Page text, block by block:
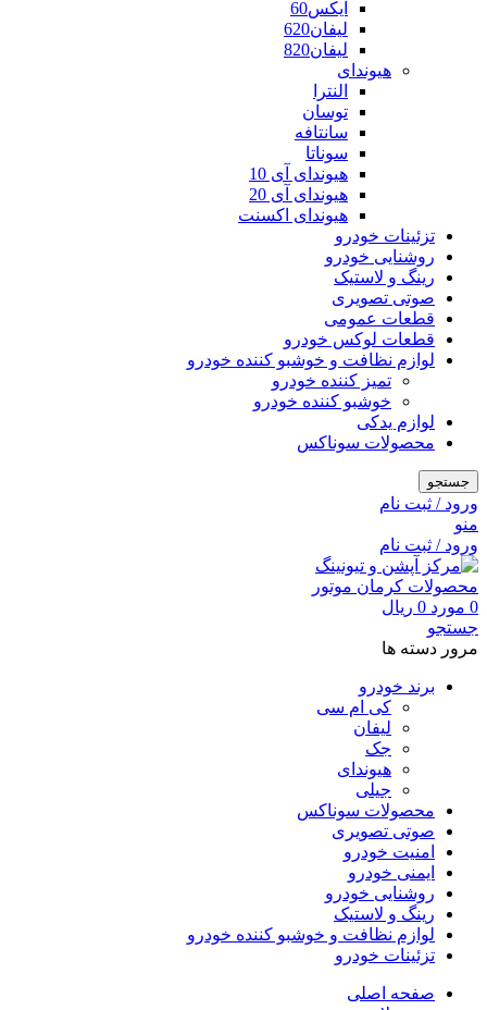
ایکس60
لیفان620
لیفان820
هیوندای
النترا
توسان
سانتافه
سوناتا
هیوندای آی 10
هیوندای آی 20
هیوندای اکسنت
تزئینات خودرو
روشنایی خودرو
رینگ و لاستیک
صوتی تصویری
قطعات عمومی
قطعات لوکس خودرو
لوازم نظافت و خوشبو کننده خودرو
تمیز کننده خودرو
خوشبو کننده خودرو
لوازم یدکی
محصولات سوناکس
جستجو
ورود / ثبت نام
منو
ورود / ثبت نام
0 مورد 0 ریال
جستجو
مرور دسته ها
برند خودرو
کی ام سی
لیفان
جک
هیوندای
جیلی
محصولات سوناکس
صوتی تصویری
امنیت خودرو
ایمنی خودرو
روشنایی خودرو
رینگ و لاستیک
لوازم نظافت و خوشبو کننده خودرو
تزئینات خودرو
صفحه اصلی